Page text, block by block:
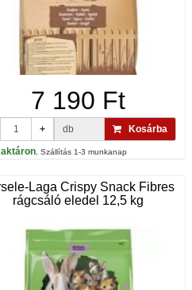
7 190 Ft
+ db
Kosárba
, Szállítás 1-3 munkanap
Laga Crispy Snack Fibres
rágcsáló eledel 12,5 kg